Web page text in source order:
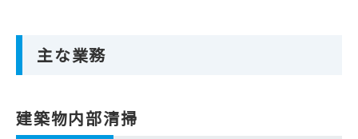
主な業務
建築物内部清掃